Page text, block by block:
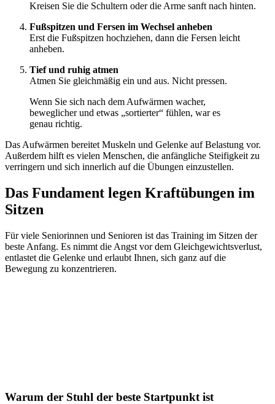
Kreisen Sie die Schultern oder die Arme sanft nach hinten.
Fußspitzen und Fersen im Wechsel anheben
Erst die Fußspitzen hochziehen, dann die Fersen leicht
anheben.
Tief und ruhig atmen
Atmen Sie gleichmäßig ein und aus. Nicht pressen.
Wenn Sie sich nach dem Aufwärmen wacher,
beweglicher und etwas „sortierter“ fühlen, war es
genau richtig.
Das Aufwärmen bereitet Muskeln und Gelenke auf Belastung vor.
Außerdem hilft es vielen Menschen, die anfängliche Steifigkeit zu
verringern und sich innerlich auf die Übungen einzustellen.
Das Fundament legen Kraftübungen im
Sitzen
Für viele Seniorinnen und Senioren ist das Training im Sitzen der
beste Anfang. Es nimmt die Angst vor dem Gleichgewichtsverlust,
entlastet die Gelenke und erlaubt Ihnen, sich ganz auf die
Bewegung zu konzentrieren.
Warum der Stuhl der beste Startpunkt ist